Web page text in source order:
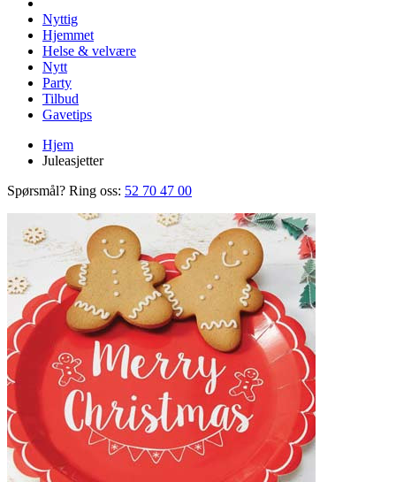
Nyttig
Hjemmet
Helse & velvære
Nytt
Party
Tilbud
Gavetips
Hjem
Juleasjetter
Spørsmål? Ring oss: 52 70 47 00